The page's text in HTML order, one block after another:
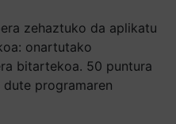
zehaztuko da aplikatu
onartutako
bitartekoa. 50 puntura
programaren